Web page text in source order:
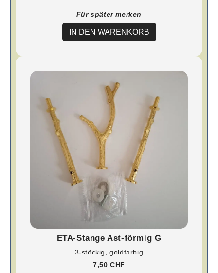
Für später merken
IN DEN WARENKORB
ETA-Stange Ast-förmig G
3-stöckig, goldfarbig
7,50 CHF